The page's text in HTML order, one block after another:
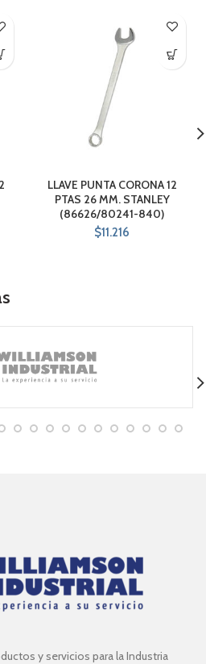
LLAVE PUNTA CORONA 12
PTAS 26 MM. STANLEY
(86626/80241-840)
$11.216
y servicios para la Industria